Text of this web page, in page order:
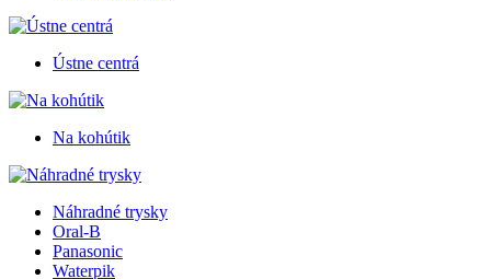
Ústne centrá
Na kohútik
Náhradné trysky
Oral-B
Panasonic
Waterpik